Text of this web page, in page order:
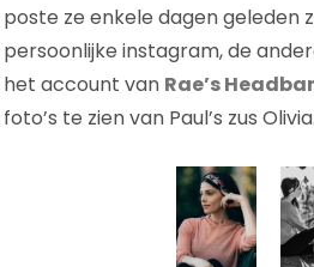
poste ze enkele dagen geleden
persoonlijke instagram, de
het account van Rae’s
foto’s te zien van Paul’s zus Olivia.